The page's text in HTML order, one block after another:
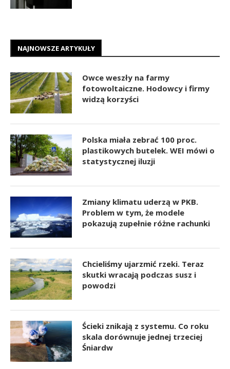
NAJNOWSZE ARTYKUŁY
Owce weszły na farmy
fotowoltaiczne. Hodowcy i firmy
widzą korzyści
Polska miała zebrać 100 proc.
plastikowych butelek. WEI mówi o
statystycznej iluzji
Zmiany klimatu uderzą w PKB.
Problem w tym, że modele
pokazują zupełnie różne rachunki
Chcieliśmy ujarzmić rzeki. Teraz
skutki wracają podczas susz i
powodzi
Ścieki znikają z systemu. Co roku
skala dorównuje jednej trzeciej
Śniardw